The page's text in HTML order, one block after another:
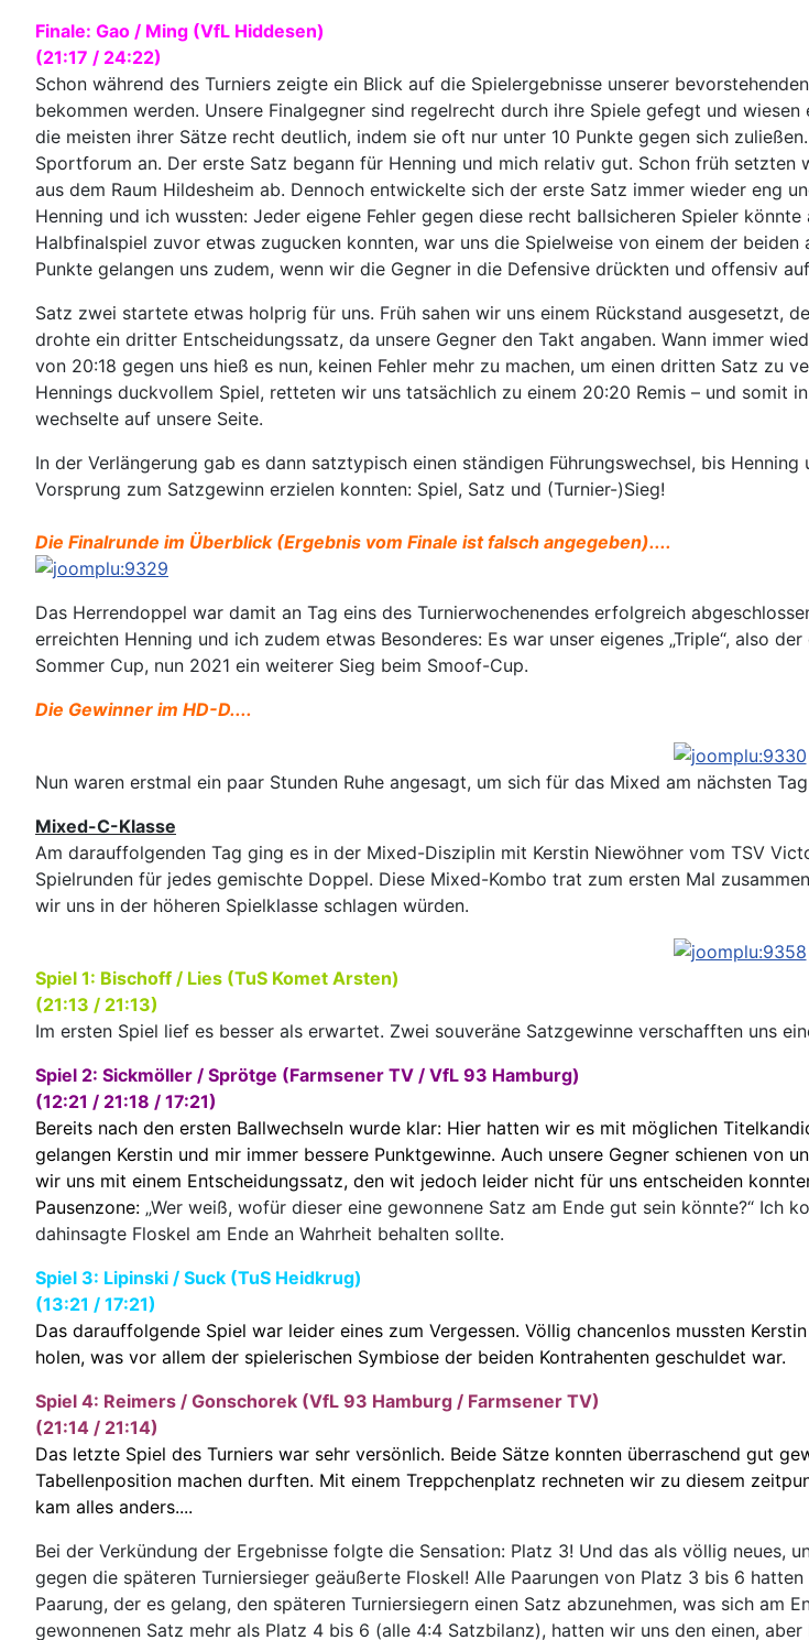
Finale: Gao / Ming (VfL Hiddesen)
(21:17 / 24:22)
Schon während des Turniers zeigte ein Blick auf die Spielergebnisse unserer
bekommen werden. Unsere Finalgegner sind regelrecht durch ihre Spiele gefegt und
die meisten ihrer Sätze recht deutlich, indem sie oft nur unter 10 Punkte gegen sich
Sportforum an. Der erste Satz begann für Henning und mich relativ gut. Schon früh
aus dem Raum Hildesheim ab. Dennoch entwickelte sich der erste Satz immer wieder eng
Henning und ich wussten: Jeder eigene Fehler gegen diese recht ballsicheren Spieler
Halbfinalspiel zuvor etwas zugucken konnten, war uns die Spielweise von einem der
Punkte gelangen uns zudem, wenn wir die Gegner in die Defensive drückten und offensiv
Satz zwei startete etwas holprig für uns. Früh sahen wir uns einem Rückstand ausgesetzt,
drohte ein dritter Entscheidungssatz, da unsere Gegner den Takt angaben. Wann immer
von 20:18 gegen uns hieß es nun, keinen Fehler mehr zu machen, um einen dritten Satz
Hennings duckvollem Spiel, retteten wir uns tatsächlich zu einem 20:20 Remis – und somit
wechselte auf unsere Seite.
In der Verlängerung gab es dann satztypisch einen ständigen Führungswechsel, bis
Vorsprung zum Satzgewinn erzielen konnten: Spiel, Satz und (Turnier-)Sieg!
Die Finalrunde im Überblick (Ergebnis vom Finale ist falsch angegeben)....
Das Herrendoppel war damit an Tag eins des Turnierwochenendes erfolgreich
erreichten Henning und ich zudem etwas Besonderes: Es war unser eigenes „Triple“, also
Sommer Cup, nun 2021 ein weiterer Sieg beim Smoof-Cup.
Die Gewinner im HD-D....
Nun waren erstmal ein paar Stunden Ruhe angesagt, um sich für das Mixed am nächsten
Mixed-C-Klasse
Am darauffolgenden Tag ging es in der Mixed-Disziplin mit Kerstin Niewöhner vom TSV
Spielrunden für jedes gemischte Doppel. Diese Mixed-Kombo trat zum ersten Mal
wir uns in der höheren Spielklasse schlagen würden.
Spiel 1: Bischoff / Lies (TuS Komet Arsten)
(21:13 / 21:13)
Im ersten Spiel lief es besser als erwartet. Zwei souveräne Satzgewinne verschafften uns
Spiel 2: Sickmöller / Sprötge (Farmsener TV / VfL 93 Hamburg)
(12:21 / 21:18 / 17:21)
Bereits nach den ersten Ballwechseln wurde klar: Hier hatten wir es mit möglichen
gelangen Kerstin und mir immer bessere Punktgewinne. Auch unsere Gegner schienen von
wir uns mit einem Entscheidungssatz, den wit jedoch leider nicht für uns entscheiden
Pausenzone: „Wer weiß, wofür dieser eine gewonnene Satz am Ende gut sein könnte?“
dahinsagte Floskel am Ende an Wahrheit behalten sollte.
Spiel 3: Lipinski / Suck (TuS Heidkrug)
(13:21 / 17:21)
Das darauffolgende Spiel war leider eines zum Vergessen. Völlig chancenlos mussten
holen, was vor allem der spielerischen Symbiose der beiden Kontrahenten geschuldet war.
Spiel 4: Reimers / Gonschorek (VfL 93 Hamburg / Farmsener TV)
(21:14 / 21:14)
Das letzte Spiel des Turniers war sehr versönlich. Beide Sätze konnten überraschend gut
Tabellenposition machen durften. Mit einem Treppchenplatz rechneten wir zu diesem
kam alles anders....
Bei der Verkündung der Ergebnisse folgte die Sensation: Platz 3! Und das als völlig neues,
gegen die späteren Turniersieger geäußerte Floskel! Alle Paarungen von Platz 3 bis 6
Paarung, der es gelang, den späteren Turniersiegern einen Satz abzunehmen, was sich
gewonnenen Satz mehr als Platz 4 bis 6 (alle 4:4 Satzbilanz), hatten wir uns den einen,